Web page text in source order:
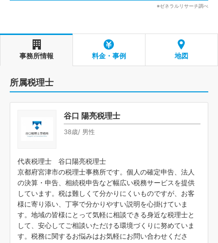
※ゼネラルリサーチ調べ
事務所情報 料金・事例 地図
所属税理士
谷口 陽亮税理士
38歳/ 男性
代表税理士 谷口陽亮税理士
京都府宮津市の税理士事務所です。個人の確定申告、法人
の決算・申告、相続税申告など幅広い税務サービスを提供
しています。税は難しくて分かりにくいものですが、お客
様に寄り添い、丁寧で分かりやすい説明を心掛けていま
す。地域の皆様にとって気軽に相談できる身近な税理士と
して、安心してご相談いただける環境づくりに努めていま
す。税務に関するお悩みはお気軽にお問い合わせくださ